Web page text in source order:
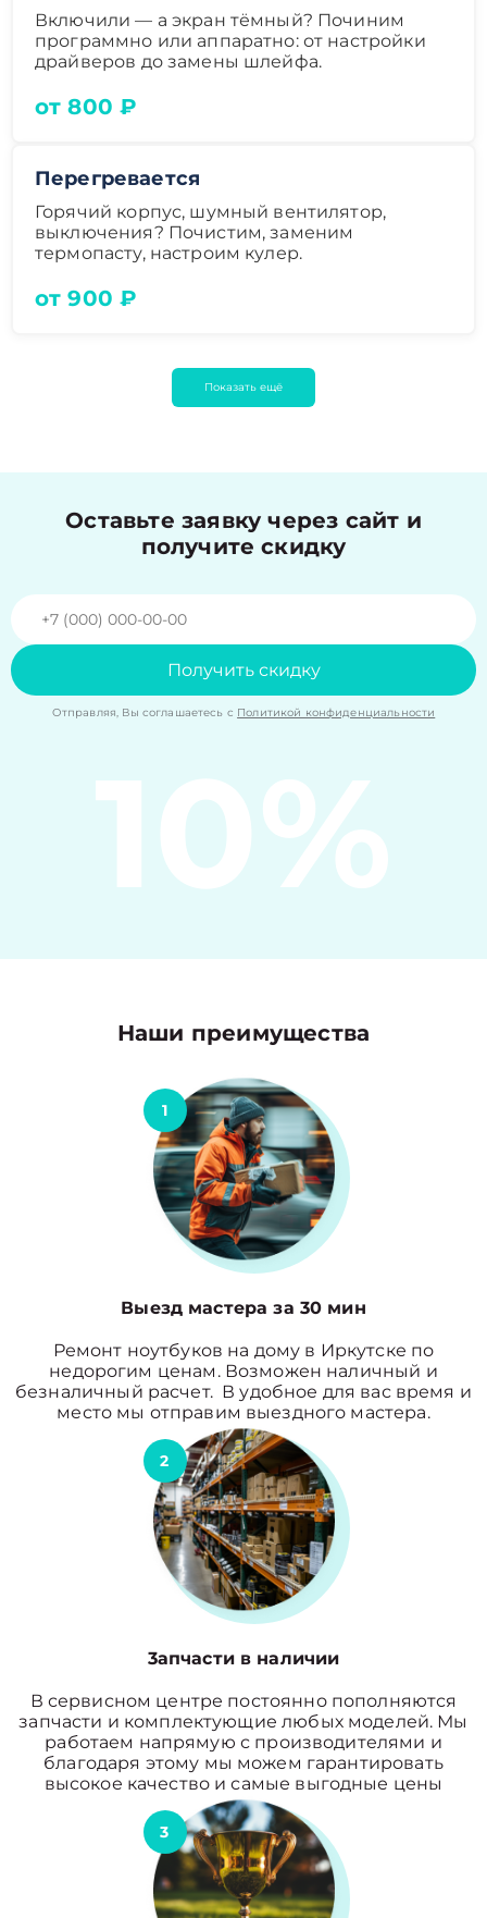
Включили — а экран тёмный? Починим
программно или аппаратно: от настройки
драйверов до замены шлейфа.
от 800 ₽
Перегревается
Горячий корпус, шумный вентилятор,
выключения? Почистим, заменим
термопасту, настроим кулер.
от 900 ₽
Показать ещё
Оставьте заявку через сайт и
получите скидку
Получить скидку
Отправляя, Вы соглашаетесь с Политикой конфиденциальности
10%
Наши преимущества
1
Выезд мастера за 30 мин
Ремонт ноутбуков на дому в Иркутске по
недорогим ценам. Возможен наличный и
безналичный расчет. В удобное для вас время и
место мы отправим выездного мастера.
2
3апчасти в наличии
В сервисном центре постоянно пополняются
запчасти и комплектующие любых моделей. Мы
работаем напрямую с производителями и
благодаря этому мы можем гарантировать
высокое качество и самые выгодные цены
3